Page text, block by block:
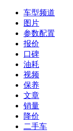
车型频道
图片
参数配置
报价
口碑
油耗
视频
保养
文章
销量
降价
二手车